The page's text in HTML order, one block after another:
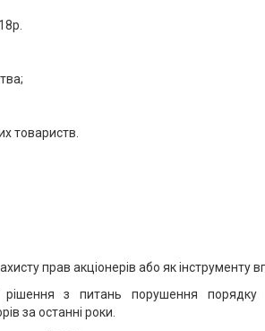
товариств.
прав акціонерів або як інструменту
рішення з питань порушення
за останні роки.